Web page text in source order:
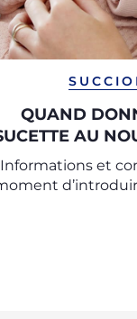
QUAND
AU
Informations et